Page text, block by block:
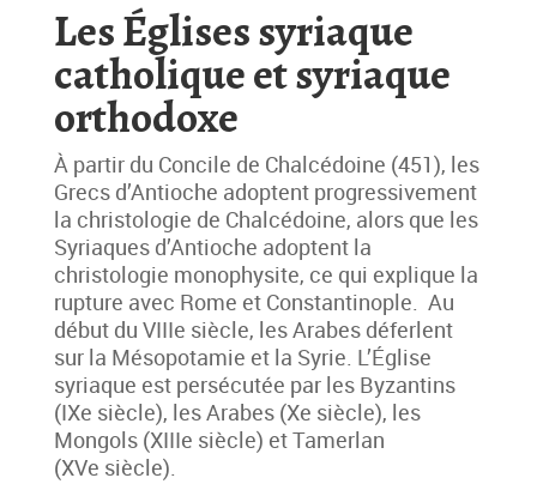
Les Églises syriaque
catholique et syriaque
orthodoxe
À partir du Concile de Chalcédoine (451), les
Grecs d’Antioche adoptent progressivement
la christologie de Chalcédoine, alors que les
Syriaques d’Antioche adoptent la
christologie monophysite, ce qui explique la
rupture avec Rome et Constantinople. Au
début du VIIIe siècle, les Arabes déferlent
sur la Mésopotamie et la Syrie. L’Église
syriaque est persécutée par les Byzantins
(IXe siècle), les Arabes (Xe siècle), les
Mongols (XIIIe siècle) et Tamerlan
(XVe siècle).